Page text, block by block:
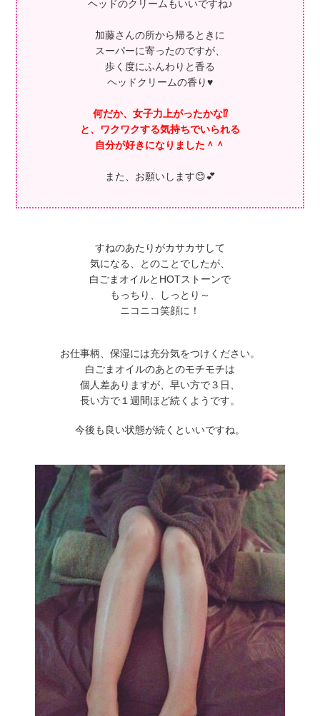
ヘッドのクリームもいいですね♪
加藤さんの所から帰るときに
スーパーに寄ったのですが、
歩く度にふんわりと香る
ヘッドクリームの香り♥
何だか、女子力上がったかな⁉
と、ワクワクする気持ちでいられる
自分が好きになりました＾＾
また、お願いします😊💕
すねのあたりがカサカサして
気になる、とのことでしたが、
白ごまオイルとHOTストーンで
もっちり、しっとり～
ニコニコ笑顔に！
お仕事柄、保湿には充分気をつけください。
白ごまオイルのあとのモチモチは
個人差ありますが、早い方で３日、
長い方で１週間ほど続くようです。
今後も良い状態が続くといいですね。